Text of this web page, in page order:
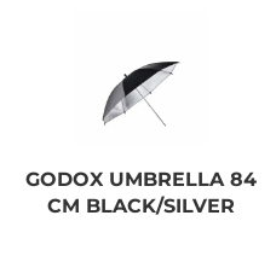
GODOX UMBRELLA 84
CM BLACK/SILVER